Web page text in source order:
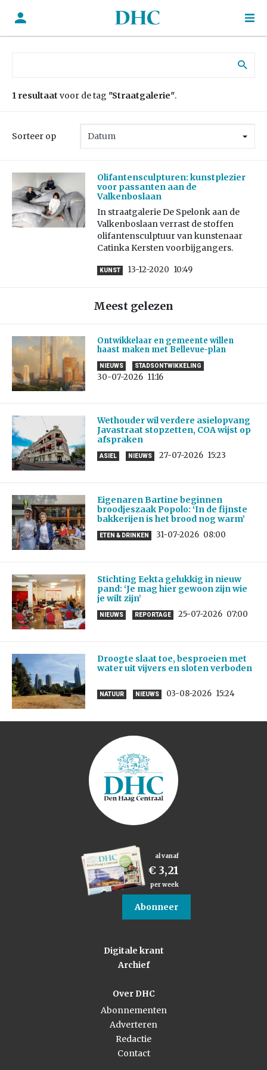
1 resultaat voor de tag "Straatgalerie".
Sorteer op
Olifantensculpturen: kunstplezier
voor passanten aan de
Valkenboslaan
In straatgalerie De Spelonk aan de
Valkenboslaan verrast de stoffen
olifantensculptuur van kunstenaar
Catinka Kersten voorbijgangers.
KUNST 13-12-2020 10:49
Meest gelezen
Ontwikkelaar en gemeente willen
haast maken met Bellevue-plan
NIEUWS STADSONTWIKKELING
30-07-2026 11:16
Wethouder wil verdere asielopvang
Javastraat stopzetten, COA wijst op
afspraken
ASIEL NIEUWS 27-07-2026 15:23
Eigenaren Bartine beginnen
broodjeszaak Popolo: ‘In de fijnste
bakkerijen is het brood nog warm’
ETEN & DRINKEN 31-07-2026 08:00
Stichting Eekta gelukkig in nieuw
pand: ‘Je mag hier gewoon zijn wie
je wilt zijn’
NIEUWS REPORTAGE 25-07-2026 07:00
Droogte slaat toe, besproeien met
water uit vijvers en sloten verboden
NATUUR NIEUWS 03-08-2026 15:24
al vanaf
€ 3,21
per week
Abonneer
Digitale krant
Archief
Over DHC
Abonnementen
Adverteren
Redactie
Contact